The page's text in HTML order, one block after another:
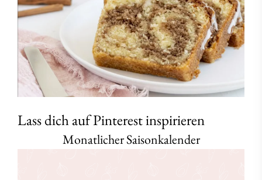
Lass dich auf Pinterest inspirieren
Monatlicher Saisonkalender